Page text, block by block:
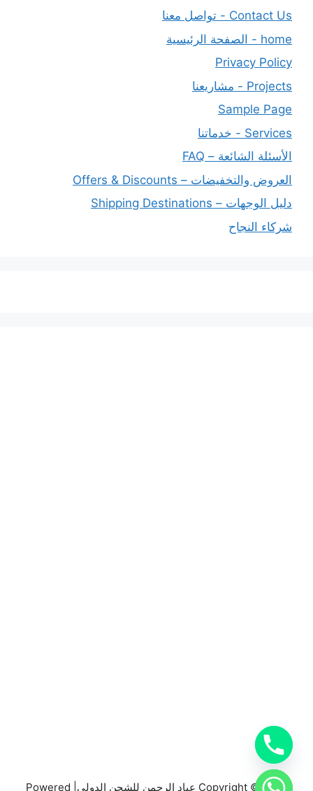
Contact Us - تواصل معنا
home - الصفحة الرئيسية
Privacy Policy
Projects - مشاريعنا
Sample Page
Services - خدماتنا
الأسئلة الشائعة – FAQ
العروض والتخفيضات – Offers & Discounts
دليل الوجهات – Shipping Destinations
شركاء النجاح
شحن دولي بجدة
Copyright © 2026 عباد الرحمن للشحن الدولي| Powered